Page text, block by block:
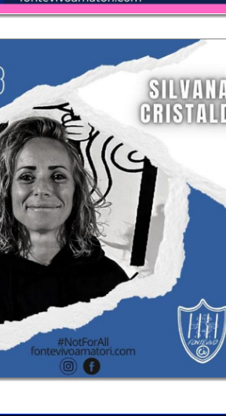
made in EditArea